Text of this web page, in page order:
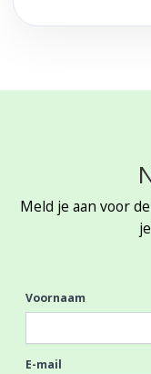
Meld je aan voor
Voornaam
E-mail